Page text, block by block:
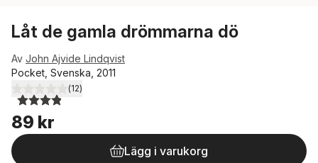
Låt de gamla drömmarna dö
Av John Ajvide Lindqvist
Pocket, Svenska, 2011
3,9utav 5 stjärnor. Totalt antal röster:
(12)
89 kr
Lägg i varukorg